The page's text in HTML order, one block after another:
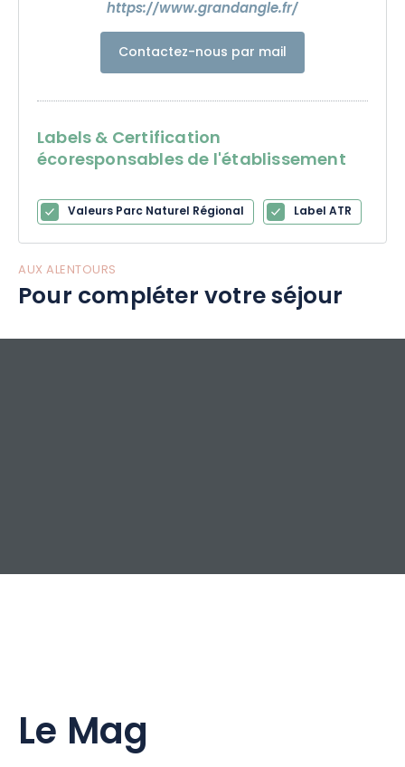
https://www.grandangle.fr/
Contactez-nous par mail
Labels & Certification
écoresponsables de l'établissement
Valeurs Parc Naturel Régional Label ATR
AUX ALENTOURS
Pour compléter votre séjour
Le Mag